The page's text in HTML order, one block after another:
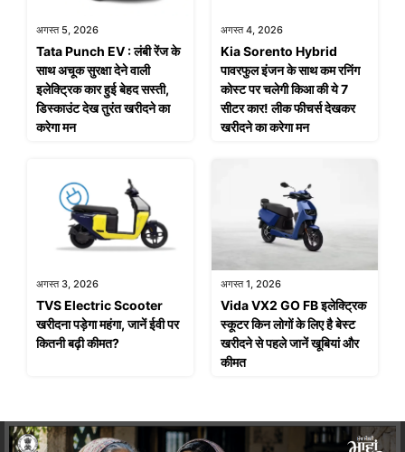
अगस्त 5, 2026
Tata Punch EV : लंबी रेंज के
साथ अचूक सुरक्षा देने वाली
इलेक्ट्रिक कार हुई बेहद सस्ती,
डिस्काउंट देख तुरंत खरीदने का
करेगा मन
अगस्त 4, 2026
Kia Sorento Hybrid
पावरफुल इंजन के साथ कम रनिंग
कोस्ट पर चलेगी किआ की ये 7
सीटर कार! लीक फीचर्स देखकर
खरीदने का करेगा मन
अगस्त 3, 2026
TVS Electric Scooter
खरीदना पड़ेगा महंगा, जानें ईवी पर
कितनी बढ़ी कीमत?
अगस्त 1, 2026
Vida VX2 GO FB इलेक्ट्रिक
स्कूटर किन लोगों के लिए है बेस्ट
खरीदने से पहले जानें खूबियां और
कीमत